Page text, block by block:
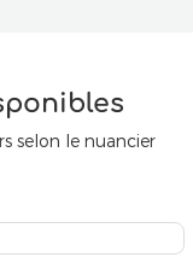
selon le nuancier